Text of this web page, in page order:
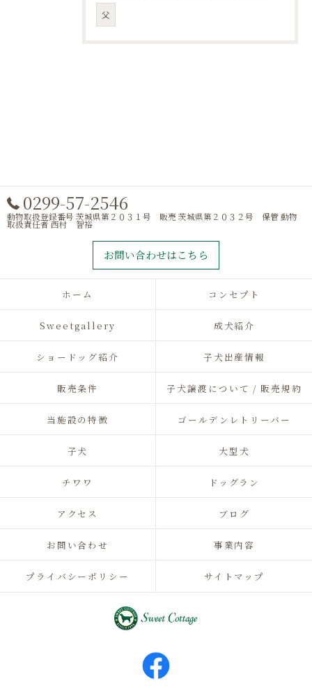
父
0299-57-2546
動物取扱登録番号 茨城県第２０３１号 販売 茨城県第２０３２号 保管 動物
取扱責任者 西村 智裕
お問い合わせはこちら
ホーム コンセプト
Sweetgallery 成犬紹介
ショードッグ紹介 子犬出産情報
販売条件 子犬譲渡について / 販売規約
当施設の特徴 ゴールデンレトリーバー
子犬 大型犬
チワワ ドッグラン
アクセス ブログ
お問い合わせ 事業内容
プライバシーポリシー サイトマップ